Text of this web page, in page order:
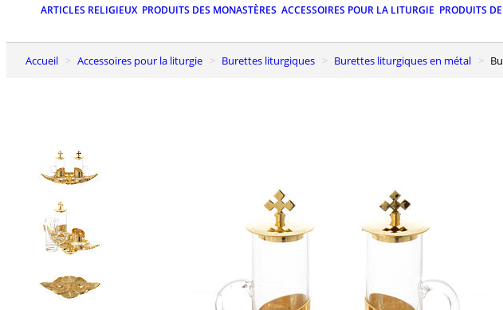
ARTICLES RELIGIEUX PRODUITS DES MONASTÈRES ACCESSOIRES POUR LA LITURGIE PRODUITS
Accueil Accessoires pour la liturgie Burettes liturgiques Burettes liturgiques en métal